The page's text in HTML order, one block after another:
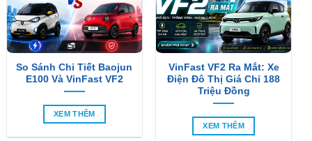
So Sánh Chi Tiết Baojun
E100 Và VinFast VF2
XEM THÊM
VinFast VF2 Ra Mắt: Xe
Điện Đô Thị Giá Chỉ 188
Triệu Đồng
XEM THÊM